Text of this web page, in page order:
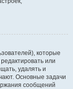
которые
или
удалять и
Основные задачи
сообщений